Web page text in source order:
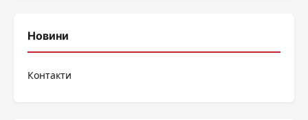
Новини
Контакти